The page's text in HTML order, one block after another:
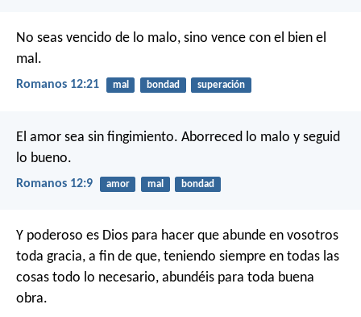
No seas vencido de lo malo, sino vence con el bien el
mal.
Romanos 12:21 mal bondad superación
El amor sea sin fingimiento. Aborreced lo malo y seguid
lo bueno.
Romanos 12:9 amor mal bondad
Y poderoso es Dios para hacer que abunde en vosotros
toda gracia, a fin de que, teniendo siempre en todas las
cosas todo lo necesario, abundéis para toda buena
obra.